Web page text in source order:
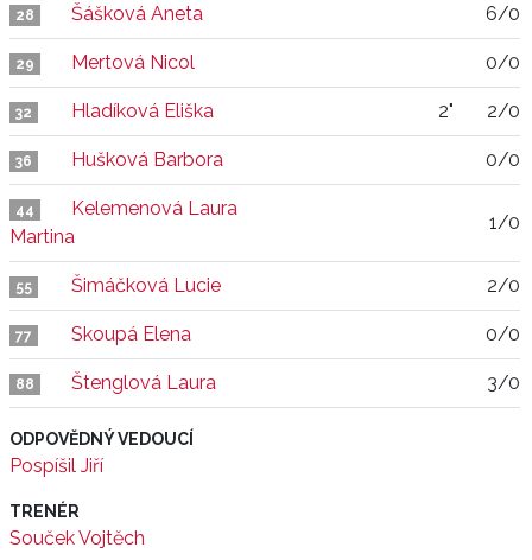
28 Šášková Aneta 6/0
29 Mertová Nicol 0/0
32 Hladíková Eliška 2" 2/0
36 Hušková Barbora 0/0
44
Kelemenová Laura
Martina
1/0
55 Šimáčková Lucie 2/0
77 Skoupá Elena 0/0
88 Štenglová Laura 3/0
ODPOVĚDNÝ VEDOUCÍ
Pospíšil Jiří
TRENÉR
Souček Vojtěch